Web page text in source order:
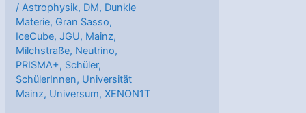
/Astrophysik, DM, Dunkle
Materie, Gran Sasso,
IceCube,JGU, Mainz,
Milchstraße, Neutrino,
PRISMA+, Schüler,
SchülerInnen, Universität
Mainz, Universum,XENON1T